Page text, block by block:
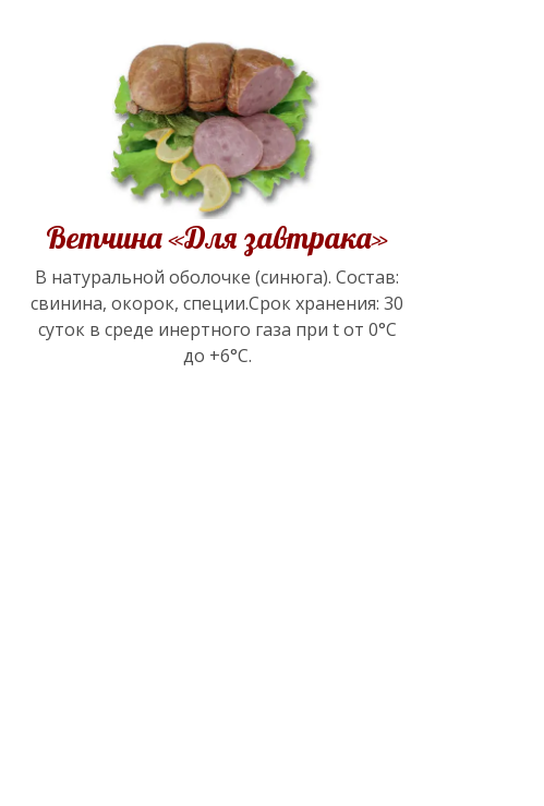
Ветчина «Для завтрака»
В натуральной оболочке (синюга). Состав:
свинина, окорок, специи.Срок хранения: 30
суток в среде инертного газа при t от 0°С
до +6°С.